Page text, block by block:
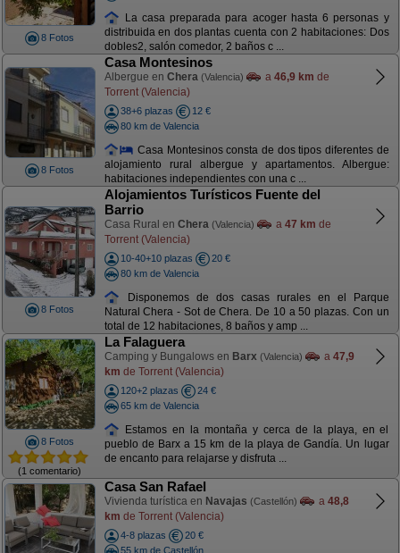
8 Fotos
La casa preparada para acoger hasta 6 personas y
distribuida en dos plantas cuenta con 2 habitaciones: Dos
dobles2, salón comedor, 2 baños c ...
8 Fotos
Casa Montesinos
Albergue en Chera (Valencia) a 46,9 km de
Torrent (Valencia)
38+6 plazas
12 €
80 km de Valencia
Casa Montesinos consta de dos tipos diferentes de
alojamiento rural albergue y apartamentos. Albergue:
habitaciones independientes con una c ...
8 Fotos
Alojamientos Turísticos Fuente del
Barrio
Casa Rural en Chera (Valencia) a 47 km de
Torrent (Valencia)
10-40+10 plazas
20 €
80 km de Valencia
Disponemos de dos casas rurales en el Parque
Natural Chera - Sot de Chera. De 10 a 50 plazas. Con un
total de 12 habitaciones, 8 baños y amp ...
8 Fotos
(1 comentario)
La Falaguera
Camping y Bungalows en Barx (Valencia) a 47,9
km de Torrent (Valencia)
120+2 plazas
24 €
65 km de Valencia
Estamos en la montaña y cerca de la playa, en el
pueblo de Barx a 15 km de la playa de Gandía. Un lugar
de encanto para relajarse y disfruta ...
Casa San Rafael
Vivienda turística en Navajas (Castellón) a 48,8
km de Torrent (Valencia)
4-8 plazas
20 €
55 km de Castellón